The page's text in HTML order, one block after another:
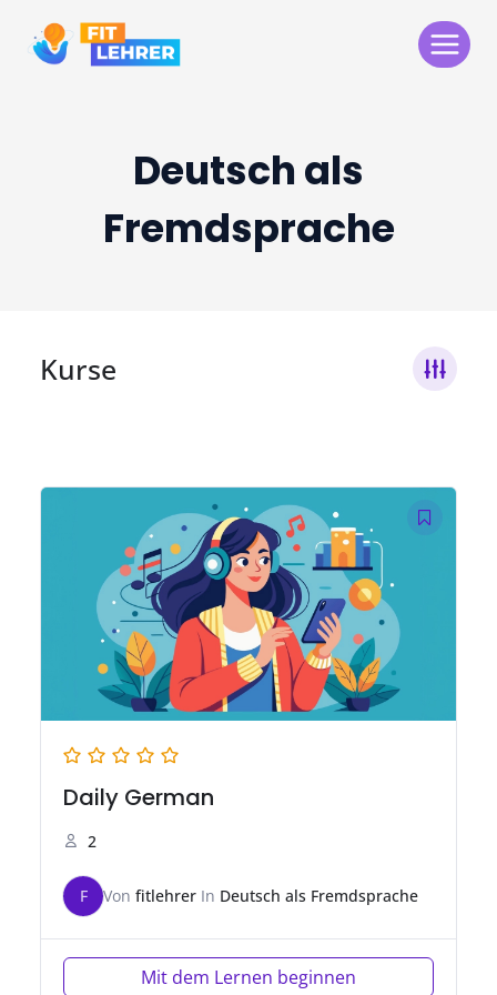
Inhalt
Deutsch als
Fremdsprache
Kurse
Daily German
2
F Von fitlehrer In Deutsch als Fremdsprache
Mit dem Lernen beginnen